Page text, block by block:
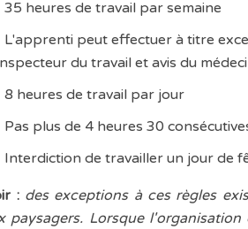
35 heures de travail par semaine
L'apprenti peut effectuer à titre
du travail et avis du
8 heures de travail par jour
Pas plus de 4 heures 30
Interdiction de travailler un jour de
: des exceptions à ces règles
paysagers. Lorsque